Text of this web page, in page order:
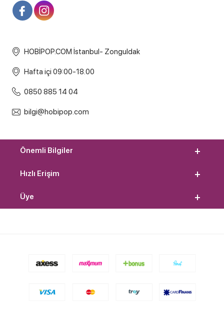
HOBİPOP.COM İstanbul- Zonguldak
Hafta içi 09:00-18.00
0850 885 14 04
bilgi@hobipop.com
Önemli Bilgiler
Hızlı Erişim
Üye